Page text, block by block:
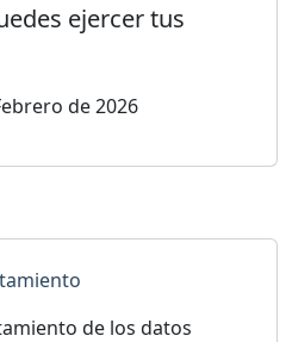
ejercer tus
de 2026
de los datos